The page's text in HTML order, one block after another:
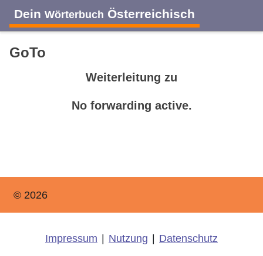
Dein Wörterbuch Österreichisch
GoTo
Weiterleitung zu
No forwarding active.
© 2026
Impressum Nutzung Datenschutz